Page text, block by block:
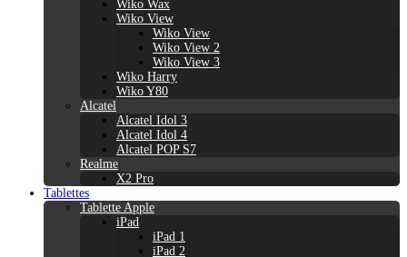
Wiko Wax
Wiko View
Wiko View
Wiko View 2
Wiko View 3
Wiko Harry
Wiko Y80
Alcatel
Alcatel Idol 3
Alcatel Idol 4
Alcatel POP S7
Realme
X2 Pro
Tablettes
Tablette Apple
iPad
iPad 1
iPad 2